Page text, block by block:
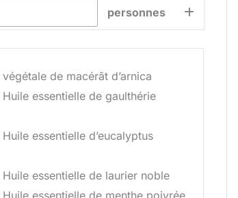
personnes
de macérât d’arnica
Huile essentielle de gaulthérie
Huile essentielle d’eucalyptus
Huile essentielle de laurier noble